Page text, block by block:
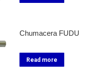
Chumacera FUDU
Read more